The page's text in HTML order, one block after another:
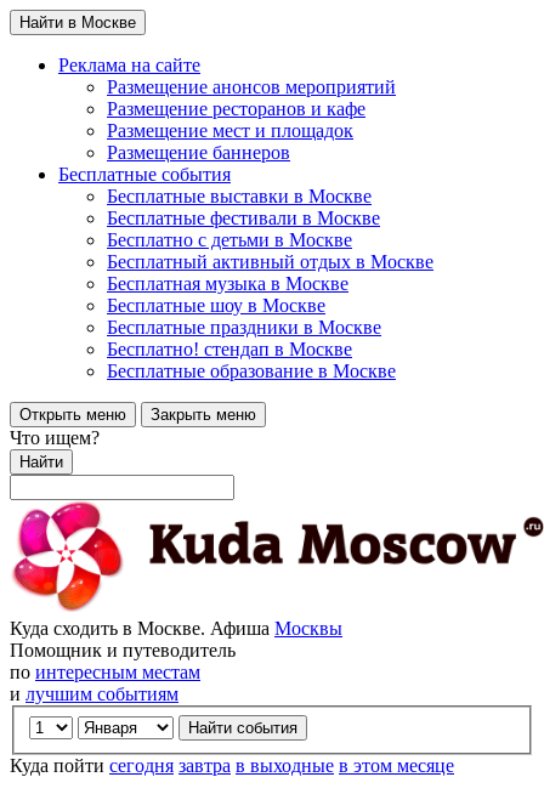
Найти в Москве
Реклама на сайте
Размещение анонсов мероприятий
Размещение ресторанов и кафе
Размещение мест и площадок
Размещение баннеров
Бесплатные события
Бесплатные выставки в Москве
Бесплатные фестивали в Москве
Бесплатно с детьми в Москве
Бесплатный активный отдых в Москве
Бесплатная музыка в Москве
Бесплатные шоу в Москве
Бесплатные праздники в Москве
Бесплатно! стендап в Москве
Бесплатные образование в Москве
Открыть меню Закрыть меню
Что ищем?
Найти
Куда сходить в Москве. Афиша Москвы
Помощник и путеводитель
по интересным местам
и лучшим событиям
Куда пойти сегодня завтра в выходные в этом месяце